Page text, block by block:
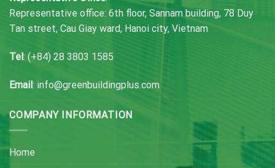
Representative office: 6th floor, Sannam building, 78 Duy
Tan street, Cau Giay ward, Hanoi city, Vietnam
Tel : (+84) 28 3803 1585
Email: info@greenbuildingplus.com
COMPANY INFORMATION
Home